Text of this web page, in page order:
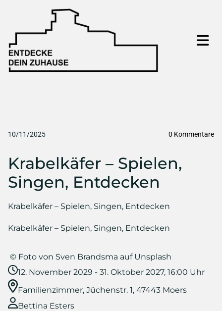
10/11/2025 0 Kommentare
Krabelkäfer – Spielen,
Singen, Entdecken
Krabelkäfer – Spielen, Singen, Entdecken
Krabelkäfer – Spielen, Singen, Entdecken
© Foto von Sven Brandsma auf Unsplash
12. November 2029 - 31. Oktober 2027, 16:00 Uhr
Familienzimmer, Jüchenstr. 1, 47443 Moers
Bettina Esters